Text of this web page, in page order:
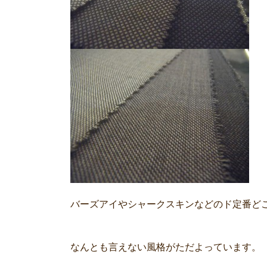
バーズアイやシャークスキンなどのド定番ど
なんとも言えない風格がただよっています。